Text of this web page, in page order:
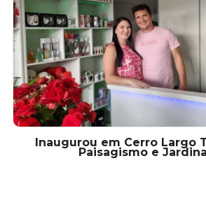
Inaugurou em Cerro Largo
Paisagismo e